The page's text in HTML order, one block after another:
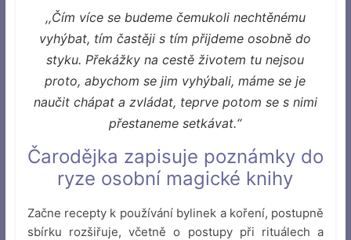
,,Čím více se budeme čemukoli nechtěnému
vyhýbat, tím častěji s tím přijdeme osobně do
styku. Překážky na cestě životem tu nejsou
proto, abychom se jim vyhýbali, máme se je
naučit chápat a zvládat, teprve potom se s nimi
přestaneme setkávat.“
Čarodějka zapisuje poznámky do
ryze osobní magické knihy
Začne recepty k používání bylinek a koření, postupně
sbírku rozšiřuje, včetně o postupy při rituálech a